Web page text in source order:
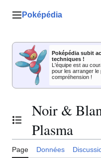
Menu principal
Poképédia
Poképédia subit
techniques !
L'équipe est au
pour les arranger le
compréhension !
Basculer la table des
Noir &
Plasma
Page Données